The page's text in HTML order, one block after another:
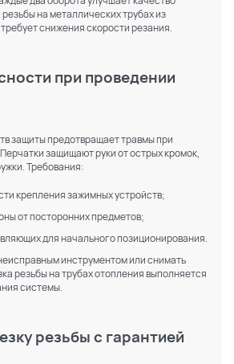
на металлических трубах из
снижения скорости резания.
при проведении
защиты предотвращает травмы при
защищают руки от острых кромок,
Требования:
крепления зажимных устройств;
от посторонних предметов;
для начального позиционирования.
инструментом или снимать
резьбы на трубах отопления выполняется
системы.
резьбы с гарантией
сайту